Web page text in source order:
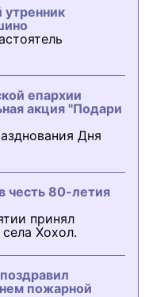
утренник
епархии
акция "Подари
Дня
честь 80-летия
принял
Хохол.
пожарной